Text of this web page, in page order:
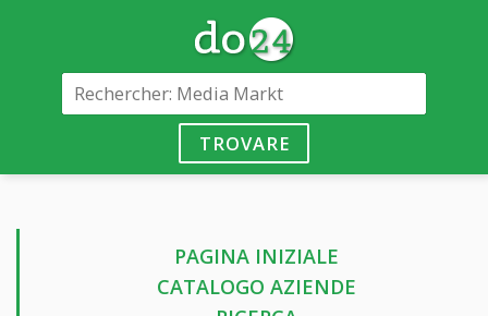
TROVARE
PAGINA INIZIALE
CATALOGO AZIENDE